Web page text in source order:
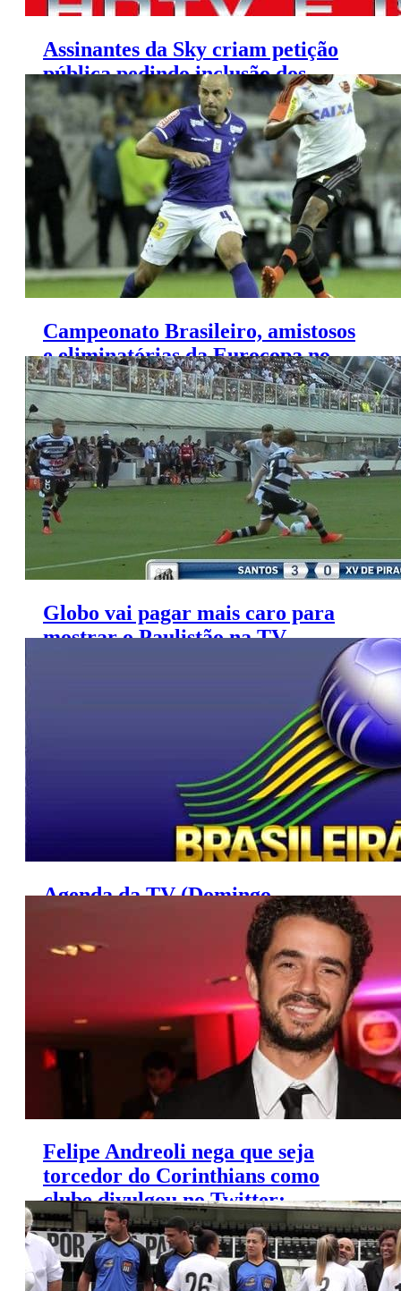
Assinantes da Sky criam petição
pública pedindo inclusão dos
canais EI MAXX
Campeonato Brasileiro, amistosos
e eliminatórias da Eurocopa no
SporTV; veja escalas
Globo vai pagar mais caro para
mostrar o Paulistão na TV
Agenda da TV (Domingo,
Felipe Andreoli nega que seja
torcedor do Corinthians como
clube divulgou no Twitter;
entenda